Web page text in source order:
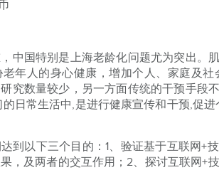
中国特别是上海老龄化问题尤为突出。
年人的身心健康，增加个人、家庭及
究数量较少，另一方面传统的干预手段
日常生活中,是进行健康宣传和干预,促
到以下三个目的：1、验证基于互联网
，及两者的交互作用；2、探讨互联网+